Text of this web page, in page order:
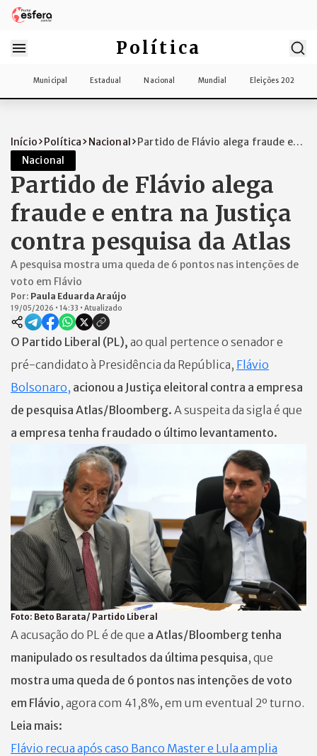
Política
Municipal Estadual Nacional Mundial Eleições 2026
Início Política Nacional
Partido de Flávio alega fraude e
Nacional
Partido de Flávio alega
fraude e entra na Justiça
contra pesquisa da Atlas
A pesquisa mostra uma queda de 6 pontos nas intenções de
voto em Flávio
Por: Paula Eduarda Araújo
19/05/2026 • 14:33 • Atualizado
O Partido Liberal (PL), ao qual pertence o senador e
pré-candidato à Presidência da República, Flávio
Bolsonaro, acionou a Justiça eleitoral contra a empresa
de pesquisa Atlas/Bloomberg. A suspeita da sigla é que
a empresa tenha fraudado o último levantamento.
Foto: Beto Barata/ Partido Liberal
A acusação do PL é de que a Atlas/Bloomberg tenha
manipulado os resultados da última pesquisa, que
mostra uma queda de 6 pontos nas intenções de voto
em Flávio, agora com 41,8%, em um eventual 2º turno.
Leia mais:
Flávio recua após caso Banco Master e Lula amplia